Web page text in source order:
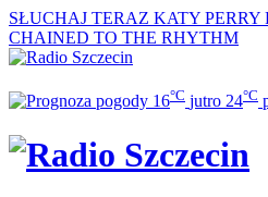
SŁUCHAJ TERAZ KATY PERRY
CHAINED TO THE RHYTHM
16°C jutro 24°C